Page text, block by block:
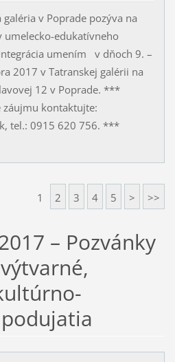
galéria v Poprade pozýva na
umelecko-edukatívneho
umením v dňoch 9. –
2017 v Tatranskej galérii na
12 v Poprade. ***
záujmu kontaktujte:
tel.: 0915 620 756. ***
1 2 3 4 5 > >>
– Pozvánky